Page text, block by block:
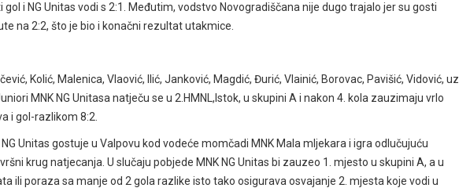
i NG Unitas vodi s 2:1. Međutim, vodstvo Novogradiščana nije dugo trajalo jer su gosti
na 2:2, što je bio i konačni rezultat utakmice.
Kolić, Malenica, Vlaović, Ilić, Janković, Magdić, Đurić, Vlainić, Borovac, Pavišić, Vidović, uz
MNK NG Unitasa natječu se u 2.HMNL,Istok, u skupini A i nakon 4. kola zauzimaju vrlo
i gol-razlikom 8:2.
Unitas gostuje u Valpovu kod vodeće momčadi MNK Mala mljekara i igra odlučujuću
krug natjecanja. U slučaju pobjede MNK NG Unitas bi zauzeo 1. mjesto u skupini A, a u
ili poraza sa manje od 2 gola razlike isto tako osigurava osvajanje 2. mjesta koje vodi u